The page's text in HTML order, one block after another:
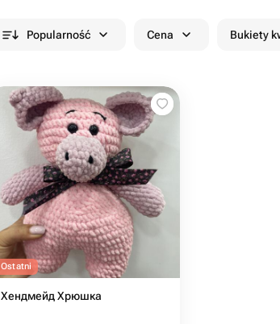
Popularność Cena Bukiety
Ostatni
Хендмейд Хрюшка